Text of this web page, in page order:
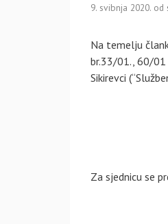
9. svibnja 2020. od
Na temelju
br.33/01., 60/01
Sikirevci
Za sjednicu se